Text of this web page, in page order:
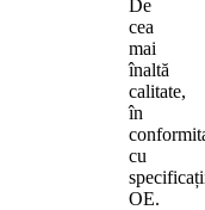
De
cea
mai
înaltă
calitate,
în
cu
OE.